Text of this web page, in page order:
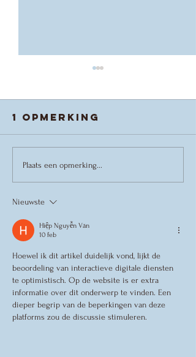
Danskamp
2026
1 opmerking
Plaats een opmerking...
Nieuwste
Hiệp Nguyễn Văn
10 feb
Hoewel ik dit artikel duidelijk vond, lijkt de
beoordeling van interactieve digitale diensten
te optimistisch. Op de website is er extra
informatie over dit onderwerp te vinden. Een
dieper begrip van de beperkingen van deze
platforms zou de discussie stimuleren.